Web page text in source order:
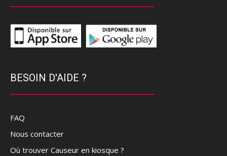
BESOIN D'AIDE ?
FAQ
Nous contacter
Où trouver Causeur en kiosque ?